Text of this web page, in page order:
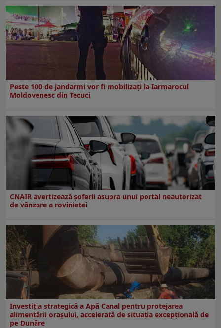
Peste 100 de jandarmi vor fi mobilizați la Iarmarocul
Moldovenesc din Tecuci
CNAIR avertizează șoferii asupra unui portal neautorizat
de vânzare a rovinietei
Investiția strategică a Apă Canal pentru protejarea
alimentării orașului, accelerată de situația excepțională de
pe Dunăre